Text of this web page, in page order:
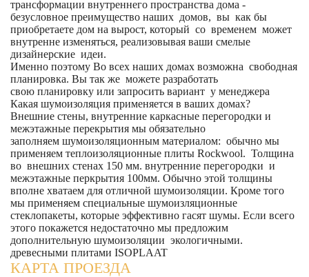
трансформации внутреннего пространства дома -
безусловное преимущество наших домов, вы как бы
приобретаете дом на вырост, который со временем может
внутренне изменяться, реализовывая ваши смелые
дизайнерские идеи.
Именно поэтому Во всех наших домах возможна свободная
планировка. Вы так же можете разработать
свою планировку или запросить вариант у менеджера
Какая шумоизоляция применяется в ваших домах?
Внешние стены, внутренние каркасные перегородки и
межэтажные перекрытия мы обязательно
заполняем шумоизоляционным материалом: обычно мы
применяем теплоизоляционные плиты Rockwool. Толщина
во внешних стенах 150 мм. внутренние перегородки и
межэтажные перкрытия 100мм. Обычно этой толщины
вполне хватаем для отличной шумоизоляции. Кроме того
мы применяем специальные шумоизляционные
стеклопакеты, которые эффективно гасят шумы. Если всего
этого покажется недостаточно мы предложим
дополнительную шумоизоляции экологичными.
древесными плитами ISOPLAAT
КАРТА ПРОЕЗДА